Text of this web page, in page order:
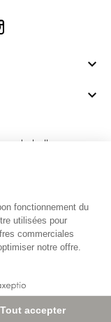


de belles
de confidentialité.Protection
Paramétrer les cookies